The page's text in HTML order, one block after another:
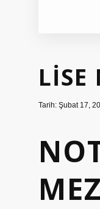
LISE
Tarih: Şubat 17,